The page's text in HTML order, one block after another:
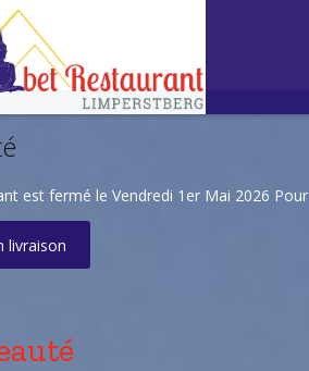
est fermé le Vendredi 1er Mai 2026
livraison